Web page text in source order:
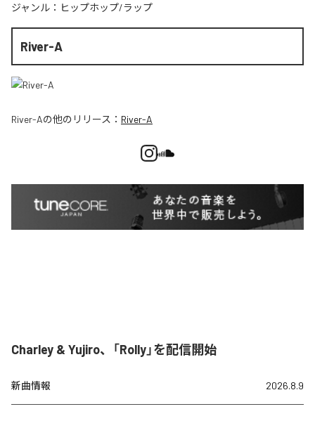
ジャンル： ヒップホップ/ラップ
River-A
River-Aの他のリリース： River-A
Charley & Yujiro、「Rolly」を配信開始
新曲情報 2026.8.9